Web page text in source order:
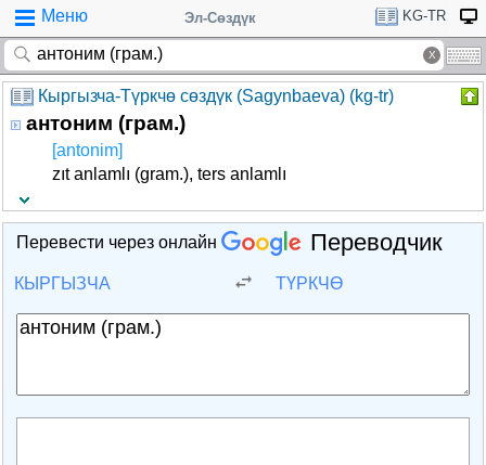
Меню Эл-Сөздүк KG-TR
Кыргызча-Түркчө сөздүк (Sagynbaeva) (kg-tr)
антоним (грам.)
[аntonim]
zıt anlamlı (gram.), ters anlamlı
Перевести через онлайн Переводчик
КЫРГЫЗЧА ТҮРКЧӨ